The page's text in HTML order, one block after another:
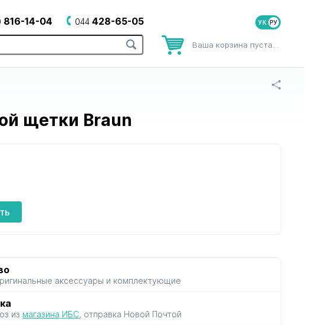
и сушилок
УК
816-14-04 044 428-65-05
Ваша корзина пуста…
щетки Braun
аксессуары и комплектующие
из магазина ИБС, отправка Новой Почтой